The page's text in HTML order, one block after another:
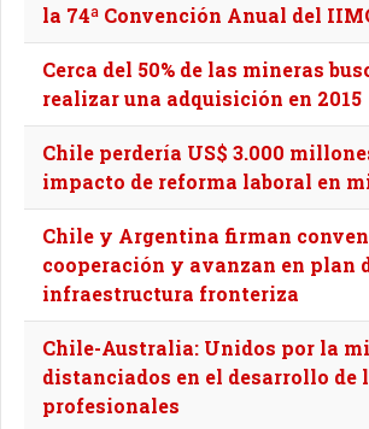
la 74ª Convención Anual del
Cerca del 50% de las mineras
realizar una adquisición en 2015
Chile perdería US$ 3.000
impacto de reforma laboral en
Chile y Argentina firman
cooperación y avanzan en plan
infraestructura fronteriza
Chile-Australia: Unidos por la
distanciados en el desarrollo de
profesionales